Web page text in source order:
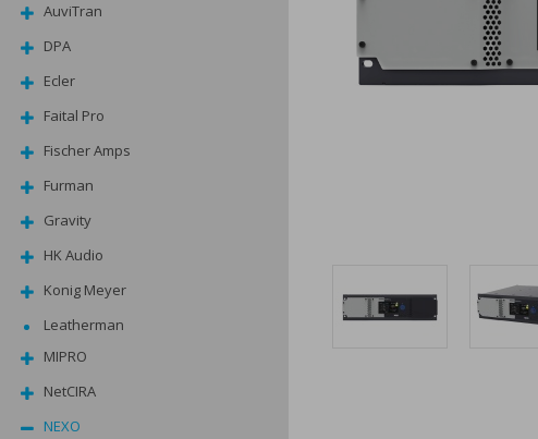
AuviTran
DPA
Ecler
Faital Pro
Fischer Amps
Furman
Gravity
HK Audio
Konig Meyer
Leatherman
MIPRO
NetCIRA
NEXO